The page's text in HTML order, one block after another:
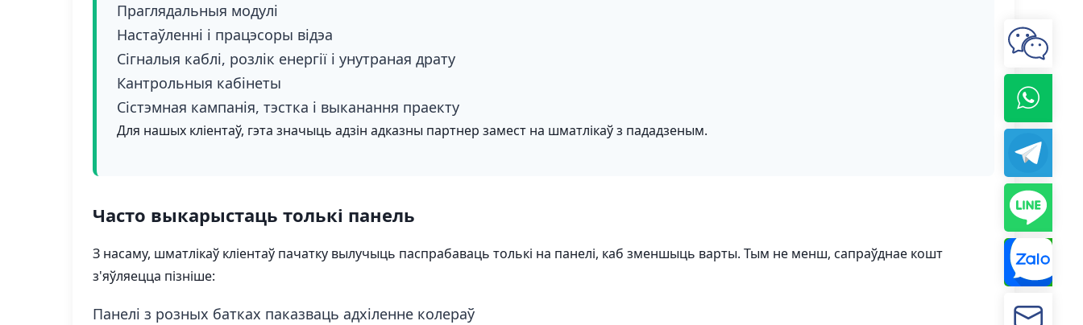
Праглядальныя модулі
Настаўленні і працэсоры відэа
Сігналыя каблі, розлік енергії і унутраная драту
Кантрольныя кабінеты
Сістэмная кампанія, тэстка і выканання праекту
Для нашых кліентаў, гэта значыць адзін адказны партнер замест на шматлікаў з пададзеным.
Часто выкарыстаць толькі панель
З насаму, шматлікаў кліентаў пачатку вылучыць паспрабаваць толькі на панелі, каб зменшыць варты. Тым не менш, сапраўднае кошт
з'яўляецца пізніше:
Панелі з розных батках паказваць адхіленне колераў